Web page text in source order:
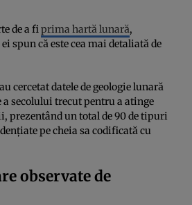
de a fiprima hartă lunară,
spun că este cea mai detaliată de
cercetat datele de geologie lunară
secolului trecut pentru a atinge
prezentând un total de 90 de tipuri
pe cheia sa codificată cu
observate de